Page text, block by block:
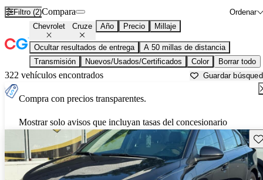
Filtro (2) Ordenar
Compara
Chevrolet Cruze Año Precio Millaje
Ocultar resultados de entrega
A 50 millas de distancia
Transmisión
Nuevos/Usados/Certificados Color Borrar todo
322 vehículos encontrados Guardar
Compra con precios transparentes.
Mostrar solo avisos que incluyan tasas del concesionario